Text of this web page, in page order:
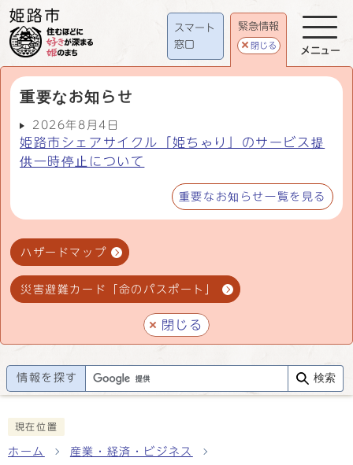
スマート
窓口
緊急情報
閉じる
重要なお知らせ
2026年8月4日
姫路市シェアサイクル「姫ちゃり」のサービス提
供一時停止について
重要なお知らせ一覧を見る
ハザードマップ
災害避難カード「命のパスポート」
閉じる
メニュー
情報を探す 検索
現在位置
ホーム 産業・経済・ビジネス